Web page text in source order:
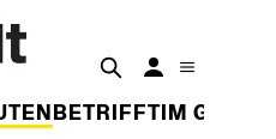
BETRIFFT IM